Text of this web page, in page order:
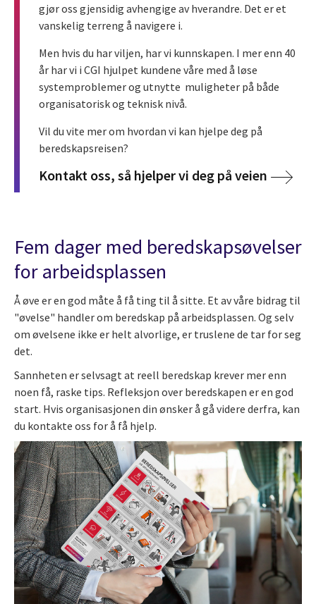
gjør oss gjensidig avhengige av hverandre. Det er et
vanskelig terreng å navigere i.
Men hvis du har viljen, har vi kunnskapen. I mer enn 40
år har vi i CGI hjulpet kundene våre med å løse
systemproblemer og utnytte muligheter på både
organisatorisk og teknisk nivå.
Vil du vite mer om hvordan vi kan hjelpe deg på
beredskapsreisen?
Kontakt oss, så hjelper vi deg på veien
Fem dager med beredskapsøvelser
for arbeidsplassen
Å øve er en god måte å få ting til å sitte. Et av våre bidrag til
"øvelse" handler om beredskap på arbeidsplassen. Og selv
om øvelsene ikke er helt alvorlige, er truslene de tar for seg
det.
Sannheten er selvsagt at reell beredskap krever mer enn
noen få, raske tips. Refleksjon over beredskapen er en god
start. Hvis organisasjonen din ønsker å gå videre derfra, kan
du kontakte oss for å få hjelp.